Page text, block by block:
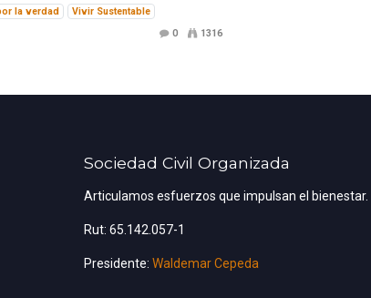
la verdad
Vivir Sustentable
0 1316
Sociedad Civil Organizada
Articulamos esfuerzos que impulsan el bienestar.
Rut: 65.142.057-1
Presidente: Waldemar Cepeda